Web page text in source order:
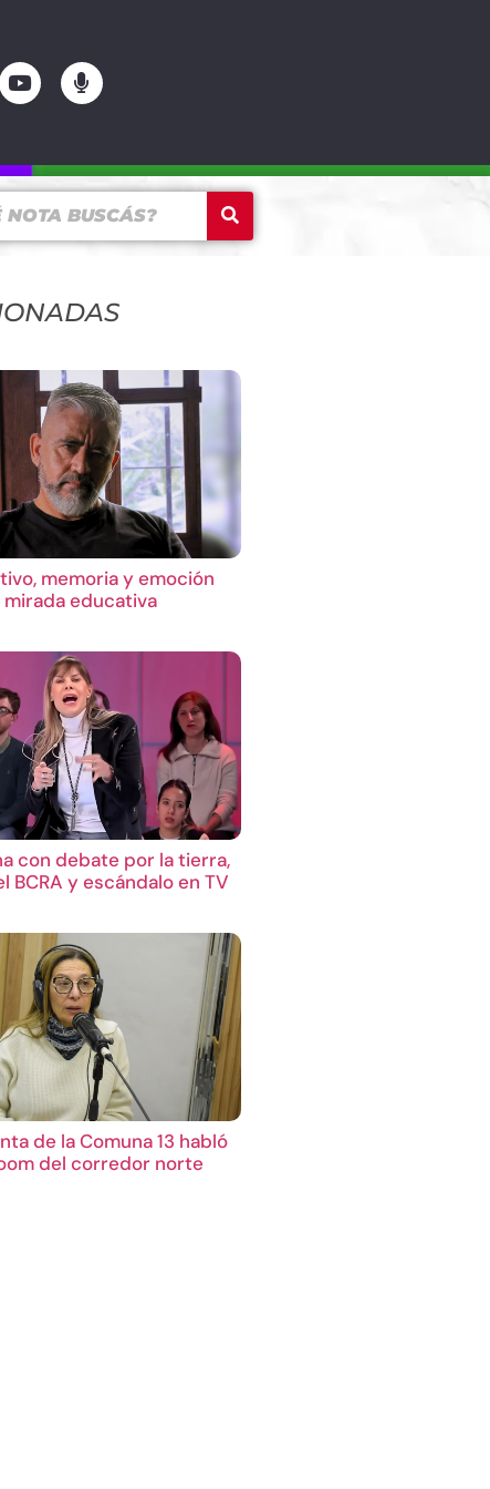
memoria y emoción
educativa
con debate por la tierra,
BCRA y escándalo en TV
de la Comuna 13 habló
del corredor norte